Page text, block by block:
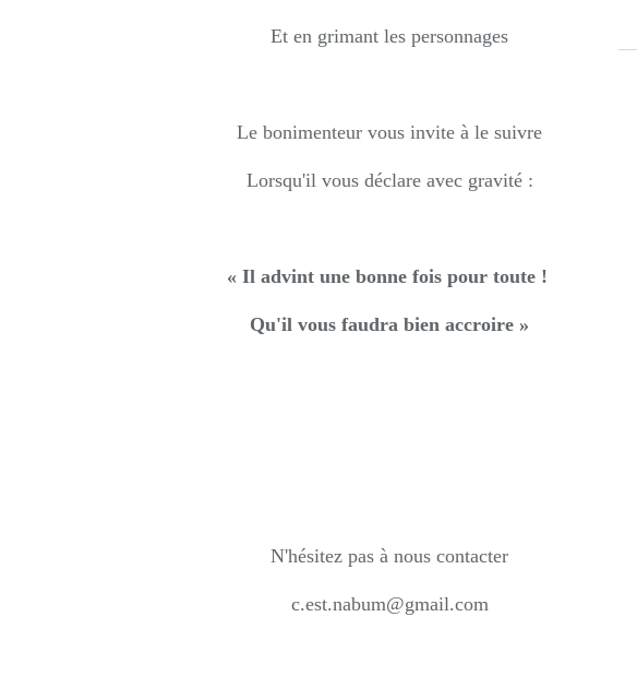
Et en grimant les personnages
Le bonimenteur vous invite à le suivre
Lorsqu'il vous déclare avec gravité :
« Il advint une bonne fois pour toute !
Qu'il vous faudra bien accroire »
N'hésitez pas à nous contacter
c.est.nabum@gmail.com